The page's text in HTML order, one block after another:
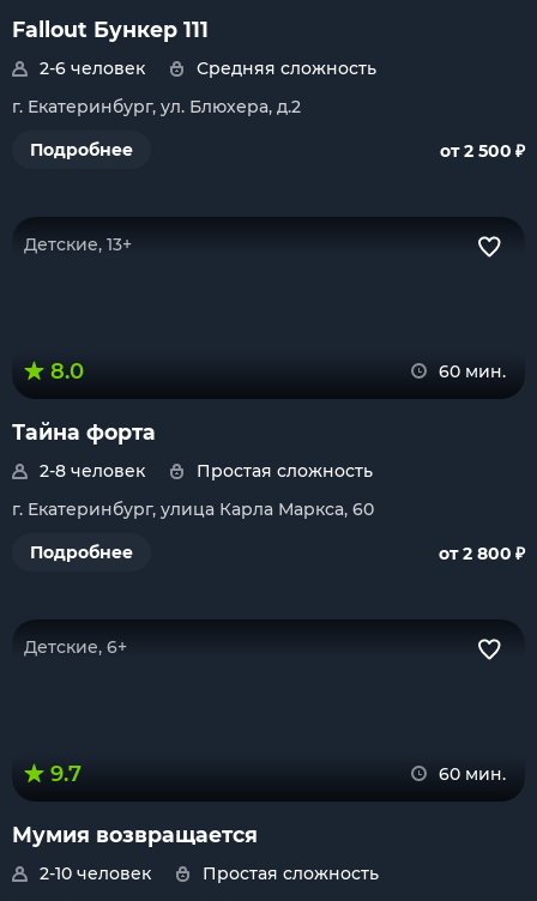
Fallout Бункер 111
2-6 человек
Средняя сложность
г. Екатеринбург, ул. Блюхера, д.2
Подробнее
от 2 500 ₽
Детские, 13+
8.0 60 мин.
Тайна форта
2-8 человек
Простая сложность
г. Екатеринбург, улица Карла Маркса, 60
Подробнее
от 2 800 ₽
Детские, 6+
9.7 60 мин.
Мумия возвращается
2-10 человек
Простая сложность